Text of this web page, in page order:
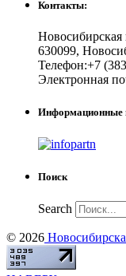
Контакты:
Новосибирская
630099,
Телефон:+7
Электронная
Информационные
Поиск
Search
© 2026